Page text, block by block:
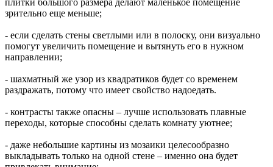
зрительно еще меньше;
- если сделать стены светлыми или в полоску, они визуально
помогут увеличить помещение и вытянуть его в нужном
направлении;
- шахматный же узор из квадратиков будет со временем
раздражать, потому что имеет свойство надоедать.
- контрасты также опасны – лучше использовать плавные
переходы, которые способны сделать комнату уютнее;
- даже небольшие картины из мозаики целесообразно
выкладывать только на одной стене – именно она будет